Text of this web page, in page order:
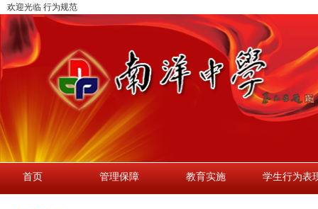
欢迎光临 行为规范
首页 管理保障 教育实施 学生行为表